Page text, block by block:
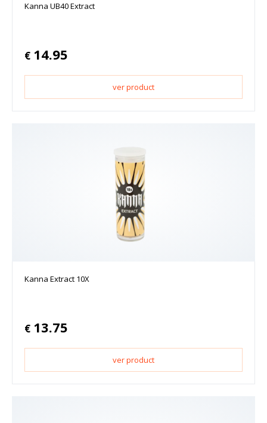
Kanna UB40 Extract
€ 14.95
ver product
Kanna Extract 10X
€ 13.75
ver product